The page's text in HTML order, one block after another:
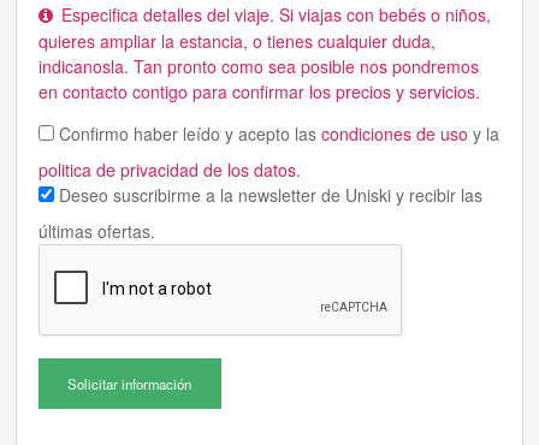
Especifica detalles del viaje. Si viajas con bebés o niños,
quieres ampliar la estancia, o tienes cualquier duda,
indicanosla. Tan pronto como sea posible nos pondremos
en contacto contigo para confirmar los precios y servicios.
Confirmo haber leído y acepto las condiciones de uso y la
politica de privacidad de los datos.
Deseo suscribirme a la newsletter de Uniski y recibir las
últimas ofertas.
Solicitar información